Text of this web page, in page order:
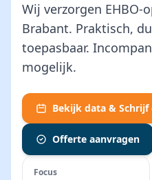
Wij verzorgen
Brabant. Praktisch,
toepasbaar.
mogelijk.
Bekijk data &
Offerte aanvragen
Focus